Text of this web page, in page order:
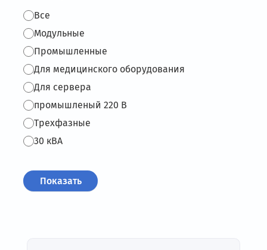
Все
Модульные
Промышленные
Для медицинского оборудования
Для сервера
промышленый 220 В
Трехфазные
30 кВА